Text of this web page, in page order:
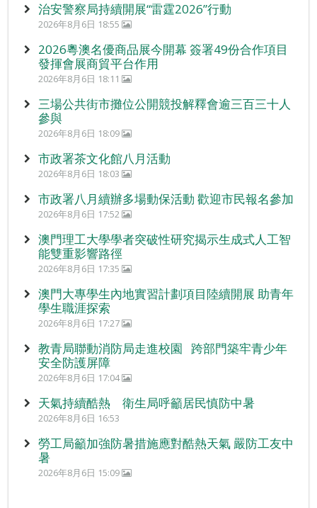
治安警察局持續開展“雷霆2026”行動
2026年8月6日 18:55
2026粵澳名優商品展今開幕 簽署49份合作項目
發揮會展商貿平台作用
2026年8月6日 18:11
三場公共街市攤位公開競投解釋會逾三百三十人
參與
2026年8月6日 18:09
市政署茶文化館八月活動
2026年8月6日 18:03
市政署八月續辦多場動保活動 歡迎市民報名參加
2026年8月6日 17:52
澳門理工大學學者突破性研究揭示生成式人工智
能雙重影響路徑
2026年8月6日 17:35
澳門大專學生內地實習計劃項目陸續開展 助青年
學生職涯探索
2026年8月6日 17:27
教青局聯動消防局走進校園 跨部門築牢青少年
安全防護屏障
2026年8月6日 17:04
天氣持續酷熱 衛生局呼籲居民慎防中暑
2026年8月6日 16:53
勞工局籲加強防暑措施應對酷熱天氣 嚴防工友中
暑
2026年8月6日 15:09